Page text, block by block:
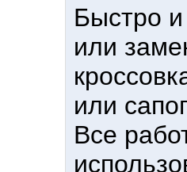
Быстро
или
или
Все